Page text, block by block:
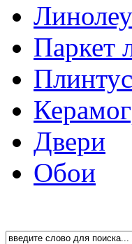
Паркет
Двери
Обои